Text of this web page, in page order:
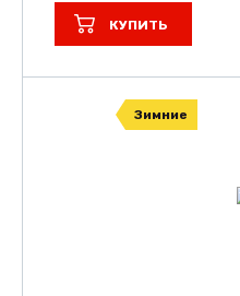
КУПИТЬ
Зимние